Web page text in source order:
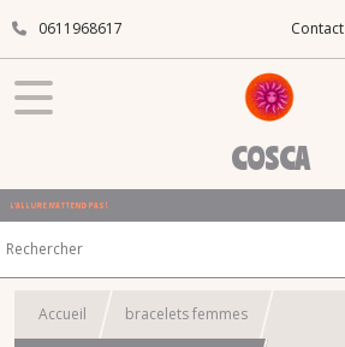
0611968617 Contact
COSCA
L'ALLURE N'ATTEND PAS !
Accueil bracelets femmes